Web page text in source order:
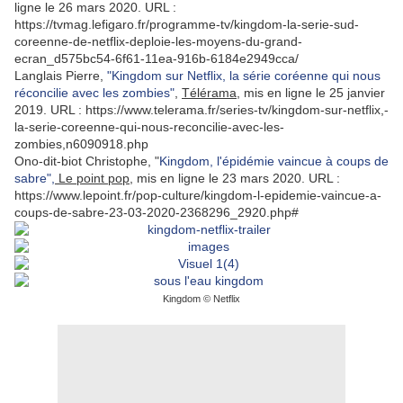
ligne le 26 mars 2020. URL :
https://tvmag.lefigaro.fr/programme-tv/kingdom-la-serie-sud-
coreenne-de-netflix-deploie-les-moyens-du-grand-
ecran_d575bc54-6f61-11ea-916b-6184e2949cca/
Langlais Pierre, "Kingdom sur Netflix, la série coréenne qui nous
réconcilie avec les zombies" Télérama , mis en ligne le 25 janvier
2019. URL : https://www.telerama.fr/series-tv/kingdom-sur-netflix,-
la-serie-coreenne-qui-nous-reconcilie-avec-les-
zombies,n6090918.php
Ono-dit-biot Christophe, "Kingdom, l'épidémie vaincue à coups de
sabre", Le point pop , mis en ligne le 23 mars 2020. URL :
https://www.lepoint.fr/pop-culture/kingdom-l-epidemie-vaincue-a-
coups-de-sabre-23-03-2020-2368296_2920.php#
Kingdom © Netflix